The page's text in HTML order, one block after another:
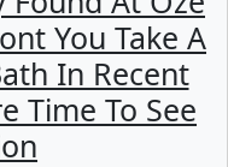
You Take A
In Recent
Time To See